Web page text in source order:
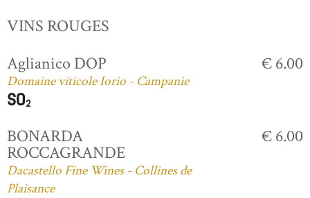
VINS ROUGES
Aglianico DOP
Domaine viticole Iorio - Campanie
€ 6.00
BONARDA
ROCCAGRANDE
Dacastello Fine Wines - Collines de
Plaisance
€ 6.00